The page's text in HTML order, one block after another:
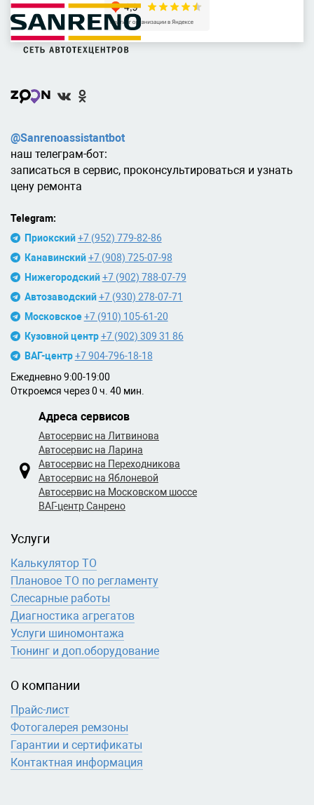
@Sanrenoassistantbot
наш телеграм-бот:
записаться в сервис, проконсультироваться и узнать
цену ремонта
Telegram:
Приокский +7 (952) 779-82-86
Канавинский +7 (908) 725-07-98
Нижегородский +7 (902) 788-07-79
Автозаводский +7 (930) 278-07-71
Московское +7 (910) 105-61-20
Кузовной центр +7 (902) 309 31 86
ВАГ-центр +7 904-796-18-18
Ежедневно 9:00-19:00
Откроемся через 0 ч. 40 мин.
Адреса сервисов
Автосервис на Литвинова
Автосервис на Ларина
Автосервис на Переходникова
Автосервис на Яблоневой
Автосервис на Московском шоссе
ВАГ-центр Санрено
Услуги
Калькулятор ТО
Плановое ТО по регламенту
Слесарные работы
Диагностика агрегатов
Услуги шиномонтажа
Тюнинг и доп.оборудование
О компании
Прайс-лист
Фотогалерея ремзоны
Гарантии и сертификаты
Контактная информация